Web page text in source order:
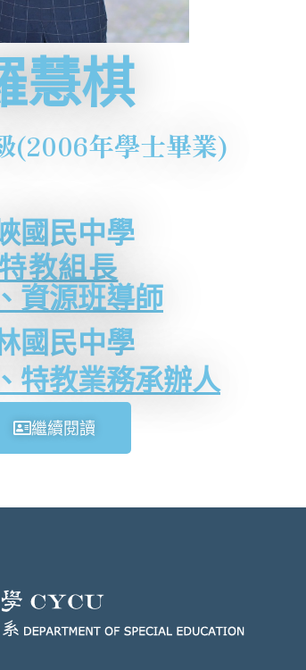
慧棋
(2006年學士畢業)
國民中學
教組長
資源班導師
國民中學
特教業務承辦人
繼續閱讀